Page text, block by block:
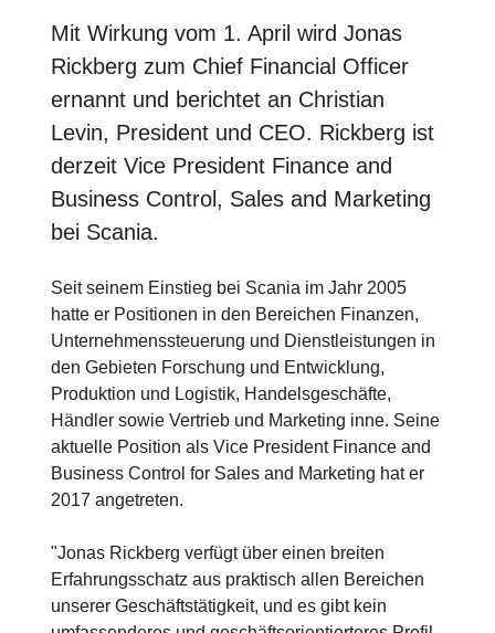
Mit Wirkung vom 1. April wird Jonas
Rickberg zum Chief Financial Officer
ernannt und berichtet an Christian
Levin, President und CEO. Rickberg ist
derzeit Vice President Finance and
Business Control, Sales and Marketing
bei Scania.
Seit seinem Einstieg bei Scania im Jahr 2005
hatte er Positionen in den Bereichen Finanzen,
Unternehmenssteuerung und Dienstleistungen in
den Gebieten Forschung und Entwicklung,
Produktion und Logistik, Handelsgeschäfte,
Händler sowie Vertrieb und Marketing inne. Seine
aktuelle Position als Vice President Finance and
Business Control for Sales and Marketing hat er
2017 angetreten.
"Jonas Rickberg verfügt über einen breiten
Erfahrungsschatz aus praktisch allen Bereichen
unserer Geschäftstätigkeit, und es gibt kein